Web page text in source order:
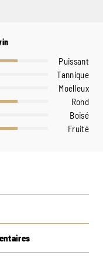
Puissant
Tannique
Moelleux
Rond
Boisé
Fruité